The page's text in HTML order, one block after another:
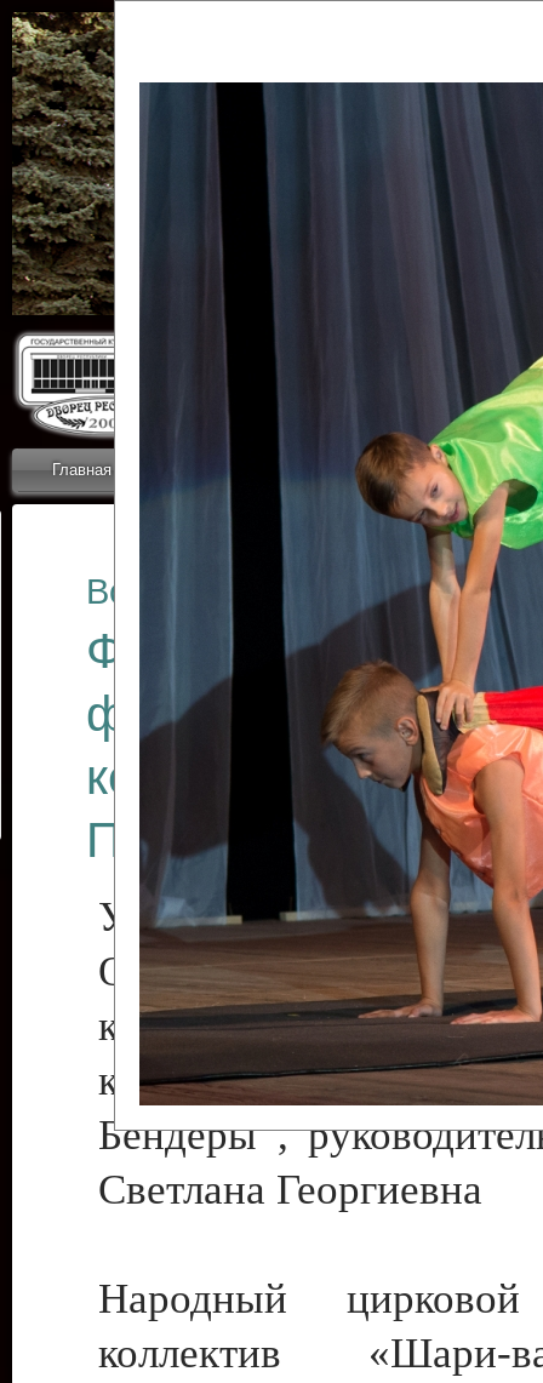
Главная Коллективы Новости
ОТЧЕТЫ ГКЦ
Все отчеты
Финал
фестиваля
коллективов
Приднестровского
Участники фестиваля:
Образцовый
коллектив
культуры с.
Бендеры ,
Светлана Георгиевна
Народный цирковой
коллектив